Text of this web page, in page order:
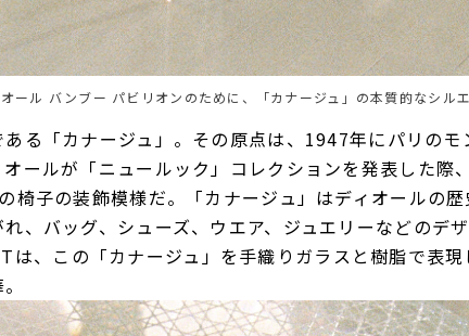
ール バンブー パビリオンのために、「カナージュ」の本質的なシル
る「カナージュ」。その原点は、1947年にパリの
ールが「ニュールック」コレクションを発表した際
椅子の装飾模様だ。「カナージュ」はディオールの
、バッグ、シューズ、ウエア、ジュエリーなどのデ
は、この「カナージュ」を手織りガラスと樹脂で表